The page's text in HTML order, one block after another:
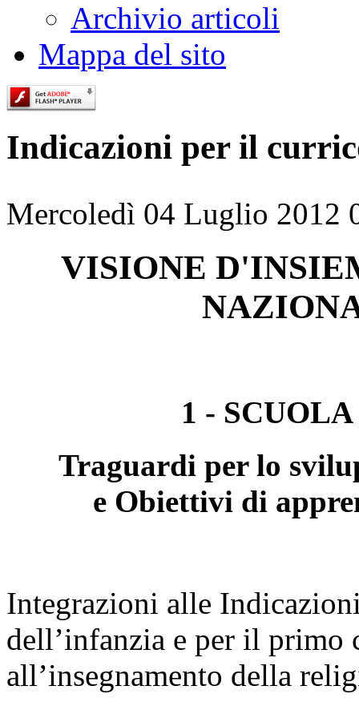
Archivio articoli
Mappa del sito
Indicazioni per il
Mercoledì 04 Luglio 2012
VISIONE
1 -
Traguardi per lo
e Obiettivi di
Integrazioni alle
dell’infanzia e per il primo
all’insegnamento della